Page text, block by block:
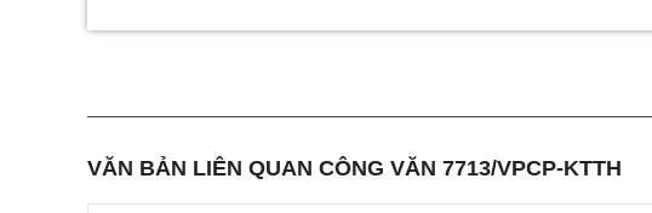
VĂN BẢN LIÊN QUAN CÔNG VĂN 7713/VPCP-KTTH